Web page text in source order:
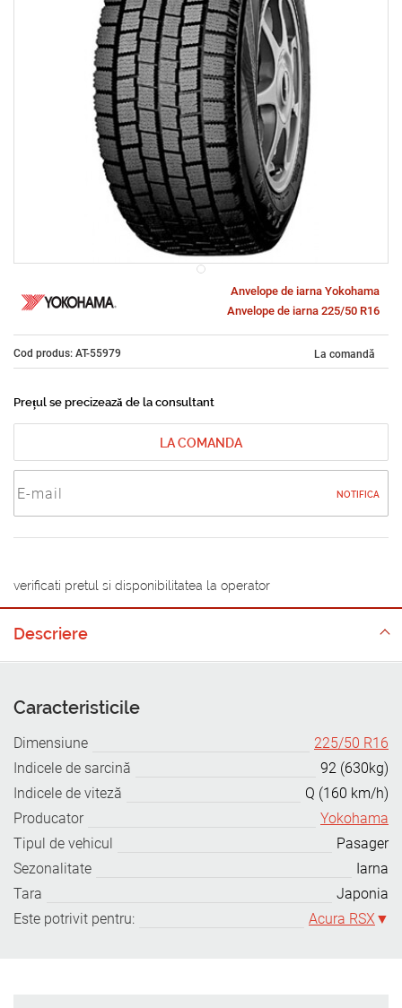
Anvelope de iarna Yokohama
Anvelope de iarna 225/50 R16
Cod produs: AT-55979 La comandă
Prețul se precizează de la consultant
LA COMANDA
NOTIFICA
verificati pretul si disponibilitatea la operator
Descriere
Caracteristicile
Dimensiune
225/50 R16
Indicele de sarcină
92 (630kg)
Indicele de viteză
Q (160 km/h)
Producator
Yokohama
Tipul de vehicul
Pasager
Sezonalitate
Iarna
Tara
Japonia
Este potrivit pentru:
Acura RSX